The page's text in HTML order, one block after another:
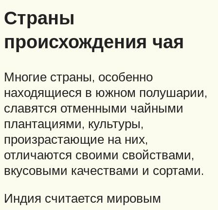
Страны
происхождения чая
Многие страны, особенно
находящиеся в южном полушарии,
славятся отменными чайными
плантациями, культуры,
произрастающие на них,
отличаются своими свойствами,
вкусовыми качествами и сортами.
Индия считается мировым